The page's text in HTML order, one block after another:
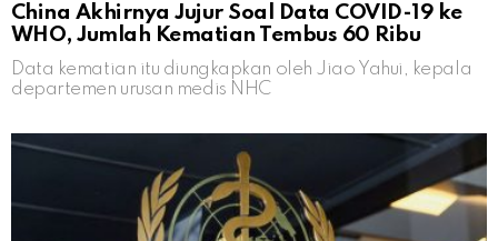
China Akhirnya Jujur Soal Data COVID-19 ke
WHO, Jumlah Kematian Tembus 60 Ribu
Data kematian itu diungkapkan oleh Jiao Yahui, kepala
departemen urusan medis NHC